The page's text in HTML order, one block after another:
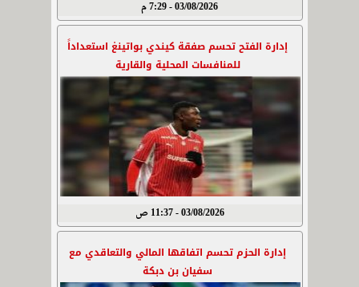
03/08/2026 - 7:29 م
إدارة الفتح تحسم صفقة كيندي بواتينغ استعداداً
للمنافسات المحلية والقارية
03/08/2026 - 11:37 ص
إدارة الحزم تحسم اتفاقها المالي والتعاقدي مع
سفيان بن دبكة